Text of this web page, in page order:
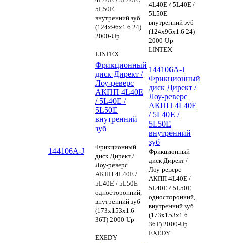
5L50E
внутренний зуб
(124x96x1.6 24)
2000-Up
LINTEX
4L40E / 5L40E /
5L50E
внутренний зуб
(124x96x1.6 24)
2000-Up
LINTEX
144106A-J
Фрикционный
диск Директ /
Лоу-реверс
АКПП 4L40E
/ 5L40E /
5L50E
внутренний
зуб
Фрикционный
диск Директ /
Лоу-реверс
АКПП 4L40E /
5L40E / 5L50E
односторонний,
внутренний зуб
(173х153х1.6
36Т) 2000-Up
EXEDY
144106A-J
Фрикционный
диск Директ /
Лоу-реверс
АКПП 4L40E
/ 5L40E /
5L50E
внутренний
зуб
Фрикционный
диск Директ /
Лоу-реверс
АКПП 4L40E /
5L40E / 5L50E
односторонний,
внутренний зуб
(173х153х1.6
36Т) 2000-Up
EXEDY